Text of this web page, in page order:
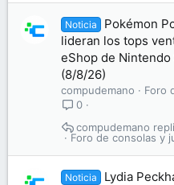
Noticia
Pokémon
lideran los tops
eShop de
(8/8/26)
compudemano
Foro
0
Foro de consolas y
compudemano
Noticia
Lydia